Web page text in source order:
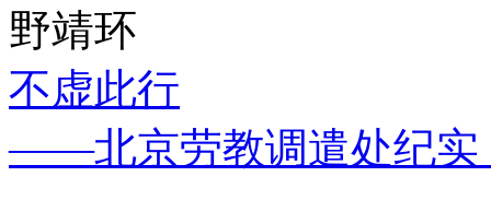
野靖环
不虚此行
——北京劳教调遣处纪实